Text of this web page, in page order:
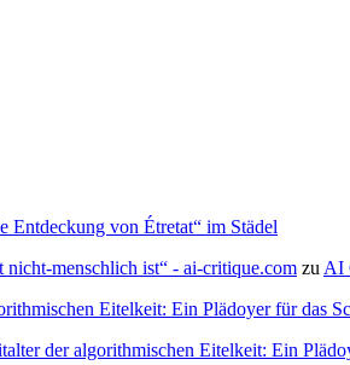
Entdeckung von Étretat“ im Städel
menschlich ist“ - ai-critique.com zu AI
Eitelkeit: Ein Plädoyer für das
der algorithmischen Eitelkeit: Ein